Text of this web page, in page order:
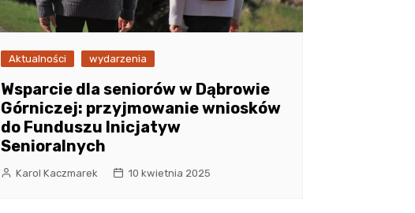
Aktualności wydarzenia
Wsparcie dla seniorów w Dąbrowie
Górniczej: przyjmowanie wniosków
do Funduszu Inicjatyw
Senioralnych
Karol Kaczmarek 10 kwietnia 2025